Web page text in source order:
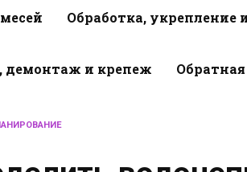
Обработка, укрепление
демонтаж и крепеж Обратная